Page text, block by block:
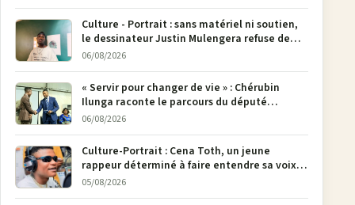
Culture - Portrait : sans matériel ni soutien,
le dessinateur Justin Mulengera refuse de
poser son crayon
06/08/2026
« Servir pour changer de vie » : Chérubin
Ilunga raconte le parcours du député
national Jethro Muyombi Tshimbu en 137
06/08/2026
Culture-Portrait : Cena Toth, un jeune
rappeur déterminé à faire entendre sa voix à
Bunia
05/08/2026